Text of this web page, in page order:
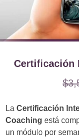
Certificación
$
LaCertificación
Coaching está
un módulo por